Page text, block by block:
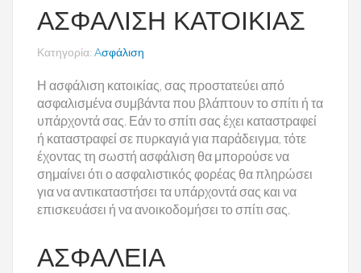
ΑΣΦΆΛΙΣΗ ΚΑΤΟΙΚΊΑΣ
Κατηγορία: Aσφάλιση
Η ασφάλιση κατοικίας, σας προστατεύει από
ασφαλισμένα συμβάντα που βλάπτουν το σπίτι ή τα
υπάρχοντά σας. Εάν το σπίτι σας έχει καταστραφεί
ή καταστραφεί σε πυρκαγιά για παράδειγμα, τότε
έχοντας τη σωστή ασφάλιση θα μπορούσε να
σημαίνει ότι ο ασφαλιστικός φορέας θα πληρώσει
για να αντικαταστήσει τα υπάρχοντά σας και να
επισκευάσει ή να ανοικοδομήσει το σπίτι σας.
ΑΣΦΆΛΕΙΑ